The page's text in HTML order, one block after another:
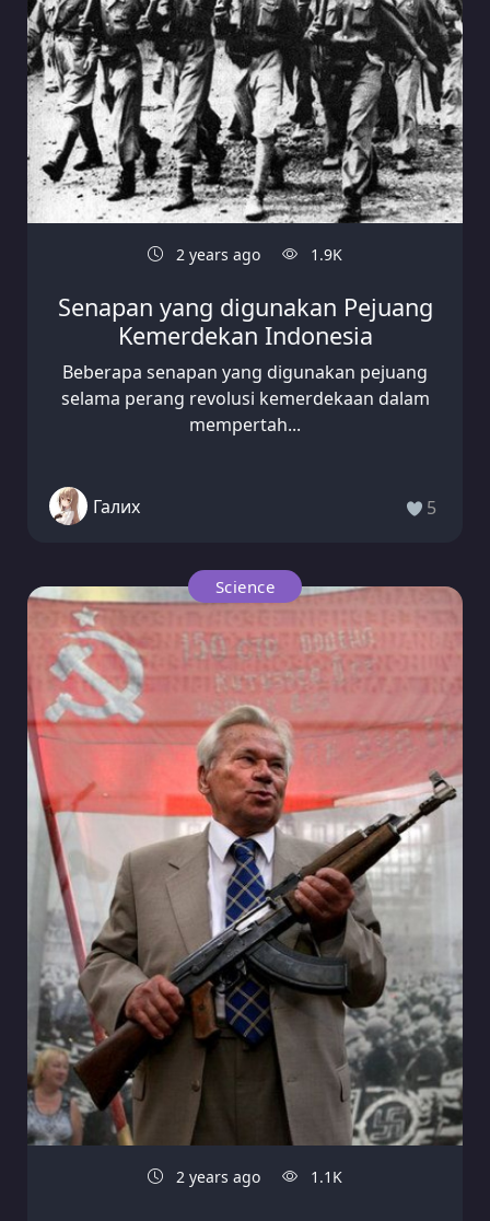
2 years ago 1.9K
Senapan yang digunakan Pejuang
Kemerdekan Indonesia
Beberapa senapan yang digunakan pejuang
selama perang revolusi kemerdekaan dalam
mempertah...
Галих 5
Science
2 years ago 1.1K